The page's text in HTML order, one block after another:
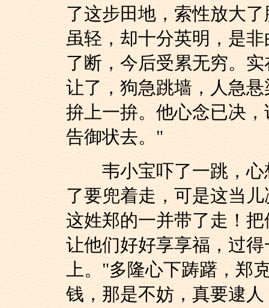
了这步田地，索性放大
虽轻，却十分英明，是
了断，今后受累无穷。
让了，狗急跳墙，人急
拚上一拚。他心念已决
告御状去。"
韦小宝吓了一跳，心
了要兜着走，可是这当
这姓郑的一并带了走！
让他们好好享享福，过
上。"多隆心下踌躇，郑
钱，那是不妨，真要逮